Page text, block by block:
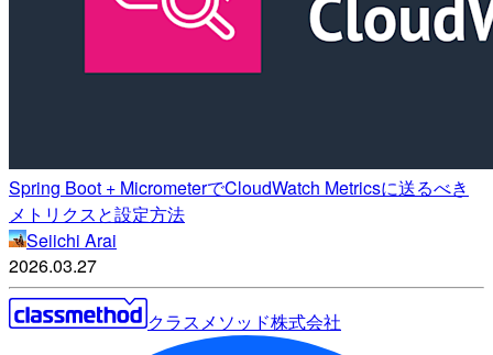
Spring Boot + MicrometerでCloudWatch Metricsに送るべき
メトリクスと設定方法
Seiichi Arai
2026.03.27
クラスメソッド株式会社